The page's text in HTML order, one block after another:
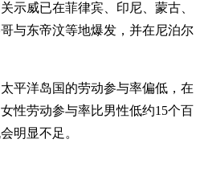
示威已在菲律宾、印尼、蒙古、
与东帝汶等地爆发，并在尼泊尔
平洋岛国的劳动参与率偏低，在
性劳动参与率比男性低约15个百
明显不足。